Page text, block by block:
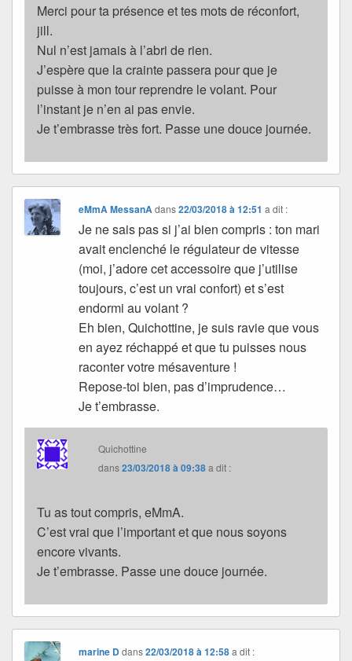
Merci pour ta présence et tes mots de réconfort,
jill.
Nul n’est jamais à l’abri de rien.
J’espère que la crainte passera pour que je
puisse à mon tour reprendre le volant. Pour
l’instant je n’en ai pas envie.
Je t’embrasse très fort. Passe une douce journée.
eMmA MessanAdans22/03/2018 à 12:51 a dit :
Je ne sais pas si j’ai bien compris : ton mari
avait enclenché le régulateur de vitesse
(moi, j’adore cet accessoire que j’utilise
toujours, c’est un vrai confort) et s’est
endormi au volant ?
Eh bien, Quichottine, je suis ravie que vous
en ayez réchappé et que tu puisses nous
raconter votre mésaventure !
Repose-toi bien, pas d’imprudence…
Je t’embrasse.
Quichottine
dans23/03/2018 à 09:38a dit :
Tu as tout compris, eMmA.
C’est vrai que l’important et que nous soyons
encore vivants.
Je t’embrasse. Passe une douce journée.
marine Ddans22/03/2018 à 12:58 a dit :